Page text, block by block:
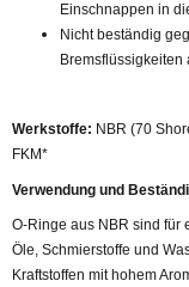
Einschnappen in
Nicht beständig
Bremsflüssigkeiten
Werkstoffe: NBR (70
FKM*
Verwendung und
O-Ringe aus NBR sind für
Öle, Schmierstoffe und
Kraftstoffen mit hohem